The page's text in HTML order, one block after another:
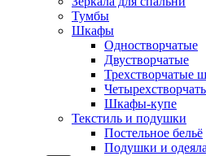
Тумбы
Шкафы
Одностворчатые
Двустворчатые
Трехстворчатые
Шкафы-купе
Текстиль и подушки
Постельное бельё
Подушки и одеяла